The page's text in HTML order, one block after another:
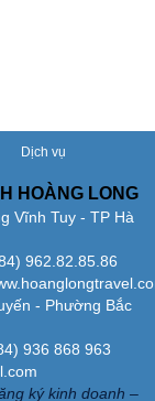
Dịch vụ
HOÀNG LONG
Vĩnh Tuy - TP Hà
962.82.85.86
- Phường Bắc
936 868 963
ký kinh doanh –